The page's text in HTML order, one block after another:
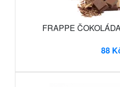
FRAPPE
88